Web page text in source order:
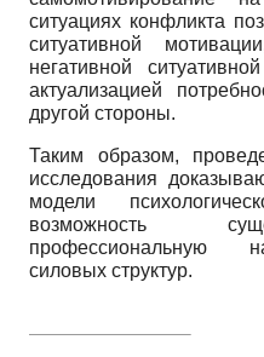
ситуациях конфликта
ситуативной
негативной
актуализацией
другой стороны.
Таким образом,
исследования
модели
возможность
профессиональную
силовых структур.